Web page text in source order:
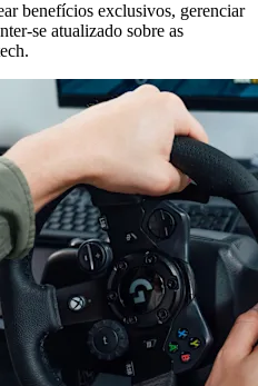
benefícios exclusivos, gerenciar
se atualizado sobre as